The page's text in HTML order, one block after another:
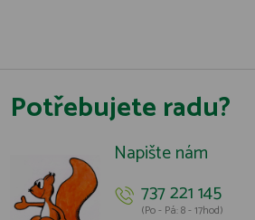
Potřebujete radu?
Napište nám
737 221 145
(Po - Pá: 8 - 17hod)